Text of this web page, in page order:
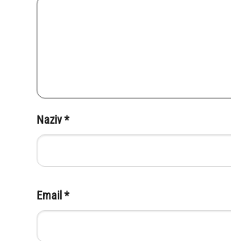
Naziv*
Email *